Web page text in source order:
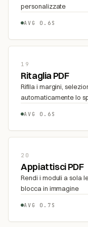
personalizzate
AVG 0.6S
19
Ritaglia PDF
Rifila i margini,
automaticamente lo
AVG 0.6S
20
Appiattisci PDF
Rendi i moduli a sola
blocca in immagine
AVG 0.7S